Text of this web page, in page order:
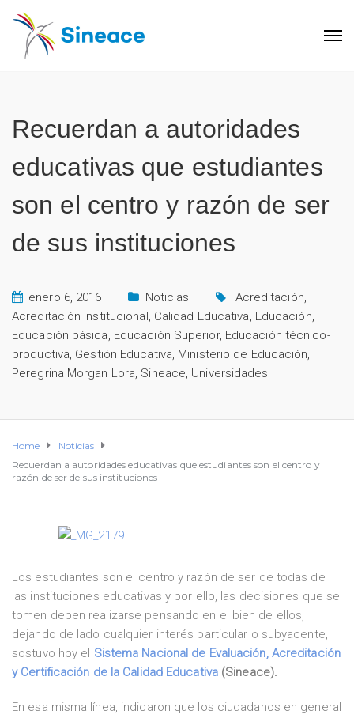
Recuerdan a autoridades
educativas que estudiantes
son el centro y razón de ser
de sus instituciones
enero 6, 2016 Noticias Acreditación,
Acreditación Institucional, Calidad Educativa, Educación,
Educación básica, Educación Superior, Educación técnico-
productiva, Gestión Educativa, Ministerio de Educación,
Peregrina Morgan Lora, Sineace, Universidades
Home
Noticias
Recuerdan a autoridades educativas que estudiantes son el centro y
razón de ser de sus instituciones
Los estudiantes son el centro y razón de ser de todas de
las instituciones educativas y por ello, las decisiones que se
tomen deben realizarse pensando en el bien de ellos,
dejando de lado cualquier interés particular o subyacente,
sostuvo hoy el Sistema Nacional de Evaluación, Acreditación
y Certificación de la Calidad Educativa(Sineace).
En esa misma línea, indicaron que los ciudadanos en general